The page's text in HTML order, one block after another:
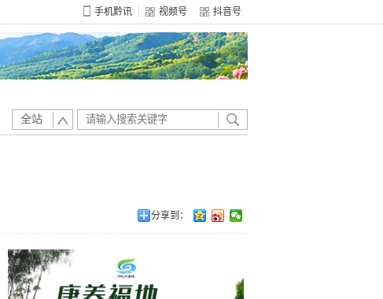
手机黔讯 视频号 抖音号
全站
分享到：